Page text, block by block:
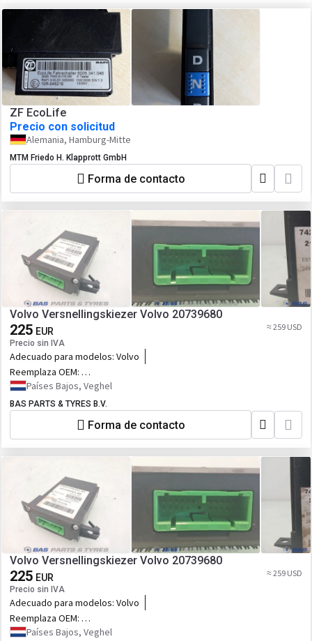
ZF EcoLife
Precio con solicitud
Alemania, Hamburg-Mitte
MTM Friedo H. Klapprott GmbH
Forma de contacto
Volvo Versnellingskiezer Volvo 20739680
225 EUR
Precio sin IVA
≈ 259 USD
Adecuado para modelos: Volvo
Reemplaza OEM:
Países Bajos, Veghel
BAS PARTS & TYRES B.V.
Forma de contacto
Volvo Versnellingskiezer Volvo 20739680
225 EUR
Precio sin IVA
≈ 259 USD
Adecuado para modelos: Volvo
Reemplaza OEM:
Países Bajos, Veghel